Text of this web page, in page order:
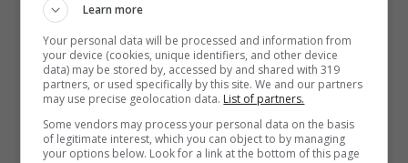
riuscita a trattenersi scoppiando a piangere.
Nel dettaglio, mentre si trovava in quel luogo
le è stato riferito che il suo album “Souvenir”
aveva conquistato lavetta della hit parade
L’artista salentina ricevendo l’ufficialità di
Learn more
Your personal data will be processed and information from
your device (cookies, unique identifiers, and other device
data) may be stored by, accessed by and shared with 319
partners, or used specifically by this site. We and our partners
may use precise geolocation data. List of partners.
Some vendors may process your personal data on the basis
of legitimate interest, which you can object to by managing
your options below. Look for a link at the bottom of this page